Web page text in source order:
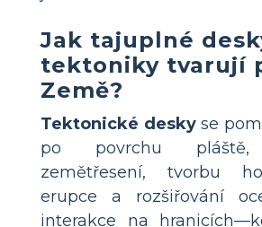
Jak tajuplné
tektoniky tvarují
Země?
Tektonické deskyse
po povrchu pláště,
zemětřesení, tvorbu
erupce a rozšiřování
interakce na